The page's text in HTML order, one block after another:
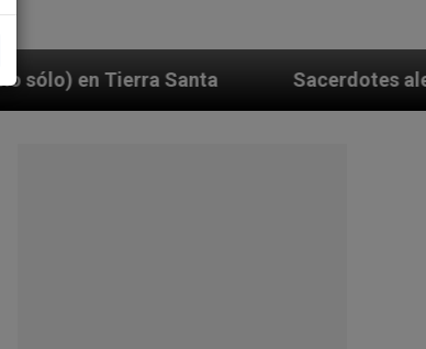
Sacerdotes alemanes fieles al Papa